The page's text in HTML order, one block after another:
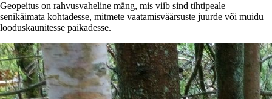
Geopeitus on rahvusvaheline mäng, mis viib sind tihtipeale
senikäimata kohtadesse, mitmete vaatamisväärsuste juurde või muidu
looduskaunitesse paikadesse.